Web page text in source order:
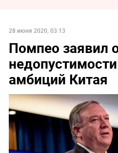
28 июня 2020, 03:13
Помпео заявил
амбиций Китая